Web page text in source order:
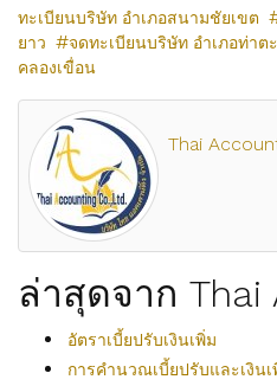
ทะเบียนบริษัท อำเภอสนามชัยเขต
ยาว
จดทะเบียนบริษัท อำเภอท่าต
คลองเขื่อน
Thai
ล่าสุดจาก Thai
อัตราเบี้ยปรับเงินเพิ่ม
การคำนวณเบี้ยปรับและเงิน